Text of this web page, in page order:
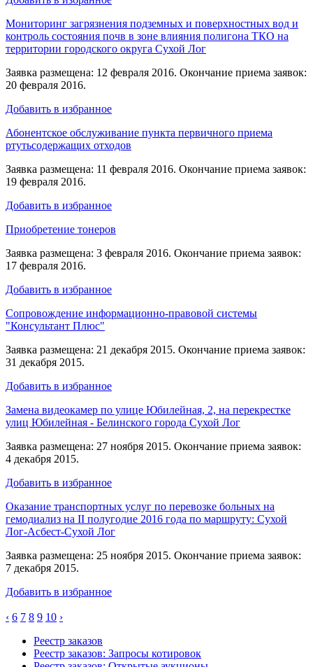
Мониторинг загрязнения подземных и поверхностных вод и
контроль состояния почв в зоне влияния полигона ТКО на
территории городского округа Сухой Лог
Заявка размещена: 12 февраля 2016. Окончание приема заявок:
20 февраля 2016.
Добавить в избранное
Абонентское обслуживание пункта первичного приема
ртутьсодержащих отходов
Заявка размещена: 11 февраля 2016. Окончание приема заявок:
19 февраля 2016.
Добавить в избранное
Приобретение тонеров
Заявка размещена: 3 февраля 2016. Окончание приема заявок:
17 февраля 2016.
Добавить в избранное
Сопровождение информационно-правовой системы
"Консультант Плюс"
Заявка размещена: 21 декабря 2015. Окончание приема заявок:
31 декабря 2015.
Добавить в избранное
Замена видеокамер по улице Юбилейная, 2, на перекрестке
улиц Юбилейная - Белинского города Сухой Лог
Заявка размещена: 27 ноября 2015. Окончание приема заявок:
4 декабря 2015.
Добавить в избранное
Оказание транспортных услуг по перевозке больных на
гемодиализ на II полугодие 2016 года по маршруту: Сухой
Лог-Асбест-Сухой Лог
Заявка размещена: 25 ноября 2015. Окончание приема заявок:
7 декабря 2015.
Добавить в избранное
‹ 6 7 8 9 10 ›
Реестр заказов
Реестр заказов: Запросы котировок